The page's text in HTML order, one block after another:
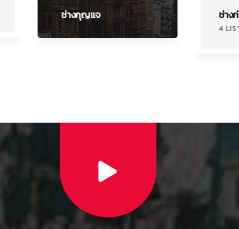
ช่างกุญแจ ช่าง
4